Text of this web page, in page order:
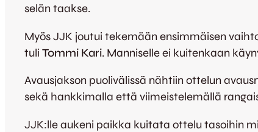
selän taakse.
Myös JJK joutui tekemään ensimmäisen
tuli Tommi Kari. Manniselle ei kuitenkaan
Avausjakson puolivälissä nähtiin ottelun
sekä hankkimalla että viimeistelemällä
JJK:lle aukeni paikka kuitata ottelu tasoihin